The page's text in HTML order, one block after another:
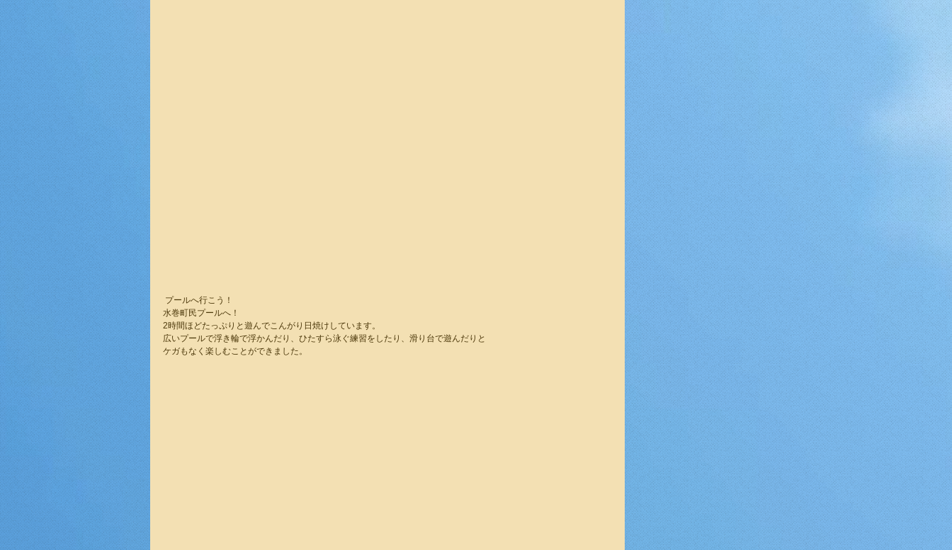
プールへ行こう！
水巻町民プールへ！
2時間ほどたっぷりと遊んでこんがり日焼けしています。
広いプールで浮き輪で浮かんだり、ひたすら泳ぐ練習をしたり、滑り台で遊んだりと
ケガもなく楽しむことができました。